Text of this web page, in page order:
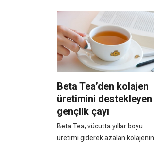
Beta Tea’den kolajen
üretimini destekleyen
gençlik çayı
Beta Tea, vücutta yıllar boyu
üretimi giderek azalan kolajenin